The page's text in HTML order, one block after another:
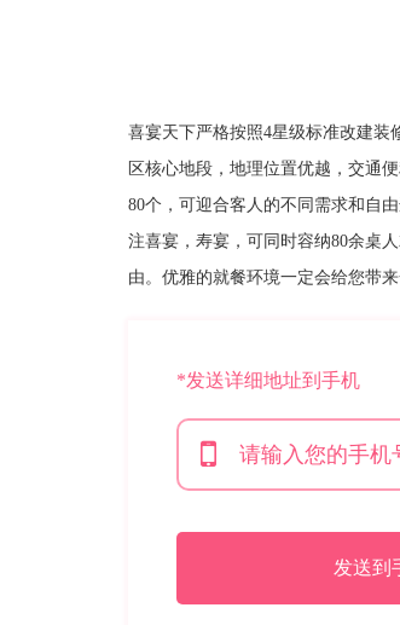
喜宴天下严格按照4星级标准改建装
区核心地段，地理位置优越，交通
80个，可迎合客人的不同需求和自
注喜宴，寿宴，可同时容纳80余桌
由。优雅的就餐环境一定会给您带
*发送详细地址到手机
发送到